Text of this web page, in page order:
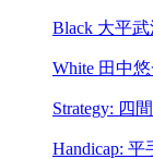
Black 大平
White 田中
Strategy: 四
Handicap: 平